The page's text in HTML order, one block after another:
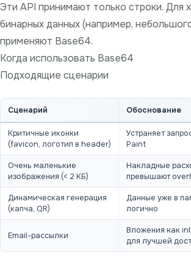
Эти API принимают только строки. Для
бинарных данных (например,
применяют Base64.
Когда использовать Base64
Подходящие сценарии
Сценарий Обоснование
Критичные иконки
(favicon, логотип в header)
Устраняет
Paint
Очень маленькие
изображения (< 2 КБ)
Накладные
превышают
Динамическая генерация
(капча, QR)
Данные уже в
логично
Email-рассылки
Вложения как
для лучшей